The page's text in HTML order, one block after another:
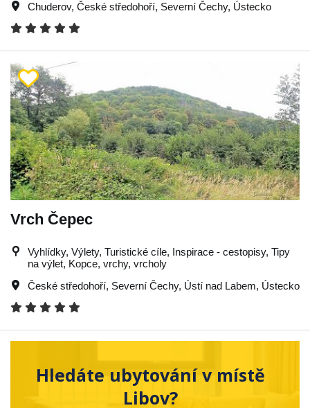
Chuderov, České středohoří, Severní Čechy, Ústecko
Vrch Čepec
Vyhlídky, Výlety, Turistické cíle, Inspirace - cestopisy, Tipy
na výlet, Kopce, vrchy, vrcholy
České středohoří, Severní Čechy, Ústí nad Labem, Ústecko
Hledáte ubytování v místě
Libov?